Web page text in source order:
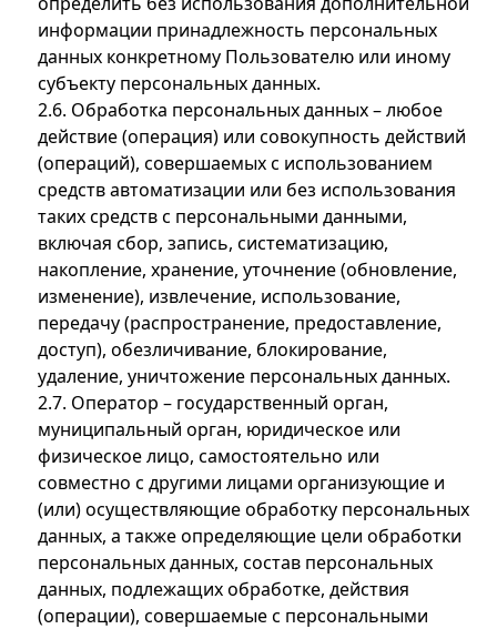
информации принадлежность персональных
данных конкретному Пользователю или иному
субъекту персональных данных.
2.6. Обработка персональных данных – любое
действие (операция) или совокупность действий
(операций), совершаемых с использованием
средств автоматизации или без использования
таких средств с персональными данными,
включая сбор, запись, систематизацию,
накопление, хранение, уточнение (обновление,
изменение), извлечение, использование,
передачу (распространение, предоставление,
доступ), обезличивание, блокирование,
удаление, уничтожение персональных данных.
2.7. Оператор – государственный орган,
муниципальный орган, юридическое или
физическое лицо, самостоятельно или
совместно с другими лицами организующие и
(или) осуществляющие обработку персональных
данных, а также определяющие цели обработки
персональных данных, состав персональных
данных, подлежащих обработке, действия
(операции), совершаемые с персональными